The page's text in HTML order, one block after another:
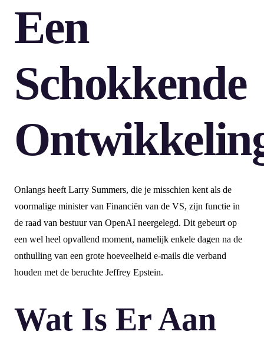
Een
Schokkende
Onlangs heeft Larry Summers, die je misschien kent als de
voormalige minister van Financiën van de VS, zijn functie in
de raad van bestuur van OpenAI neergelegd. Dit gebeurt op
een wel heel opvallend moment, namelijk enkele dagen na de
onthulling van een grote hoeveelheid e-mails die verband
houden met de beruchte Jeffrey Epstein.
Wat Is Er Aan